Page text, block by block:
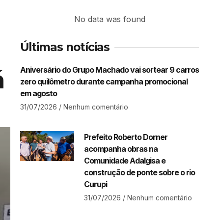
No data was found
Últimas notícias
Aniversário do Grupo Machado vai sortear 9 carros
zero quilômetro durante campanha promocional
em agosto
31/07/2026 Nenhum comentário
Prefeito Roberto Dorner
acompanha obras na
Comunidade Adalgisa e
construção de ponte sobre o rio
Curupi
31/07/2026 Nenhum comentário